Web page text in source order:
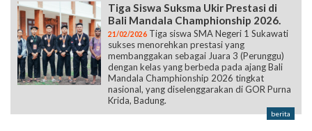
Tiga Siswa Suksma Ukir Prestasi di
Bali Mandala Champhionship 2026.
21/02/2026 Tiga siswa SMA Negeri 1 Sukawati
sukses menorehkan prestasi yang
membanggakan sebagai Juara 3 (Perunggu)
dengan kelas yang berbeda pada ajang Bali
Mandala Champhionship 2026 tingkat
nasional, yang diselenggarakan di GOR Purna
Krida, Badung.
berita